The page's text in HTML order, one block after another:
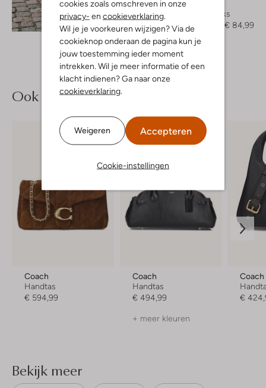
cookies zoals omschreven in onze
privacy- en cookieverklaring
Wil je je voorkeuren wijzigen? Via de
cookieknop onderaan de pagina kun je
jouw toestemming ieder moment
intrekken. Wil je meer informatie of een
klacht indienen? Ga naar onze
cookieverklaring
Weigeren Accepteren
Cookie-instellingen
Ontdek de look
Slingbacks
€ 169,99
€ 84,99
Ook iets voor jou?
Coach
Handtas
€ 594,99
Coach
Handtas
€ 494,99
+ meer kleuren
Coach
€
Bekijk meer